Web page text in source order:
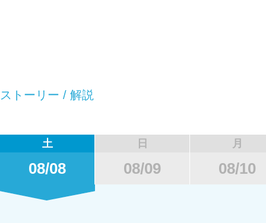
ストーリー / 解説
土
08/08
日
08/09
月
08/10